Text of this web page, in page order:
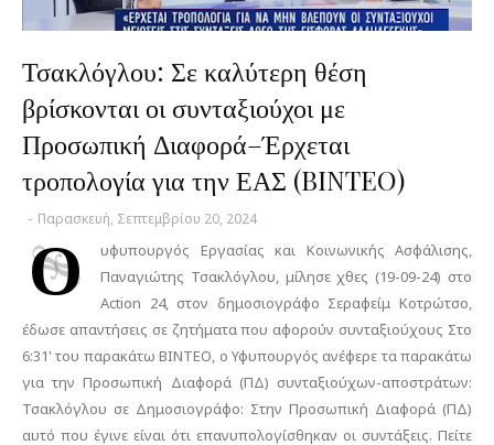
Τσακλόγλου: Σε καλύτερη θέση
βρίσκονται οι συνταξιούχοι με
Προσωπική Διαφορά–Έρχεται
τροπολογία για την ΕΑΣ (BINTEO)
- Παρασκευή, Σεπτεμβρίου 20, 2024
Ο
υφυπουργός Εργασίας και Κοινωνικής Ασφάλισης,
Παναγιώτης Τσακλόγλου, μίλησε χθες (19-09-24) στο
Action 24, στον δημοσιογράφο Σεραφείμ Κοτρώτσο,
έδωσε απαντήσεις σε ζητήματα που αφορούν συνταξιούχους Στο
6:31' του παρακάτω ΒΙΝΤΕΟ, ο Υφυπουργός ανέφερε τα παρακάτω
για την Προσωπική Διαφορά (ΠΔ) συνταξιούχων-αποστράτων:
Τσακλόγλου σε Δημοσιογράφο: Στην Προσωπική Διαφορά (ΠΔ)
αυτό που έγινε είναι ότι επανυπολογίσθηκαν οι συντάξεις. Πείτε